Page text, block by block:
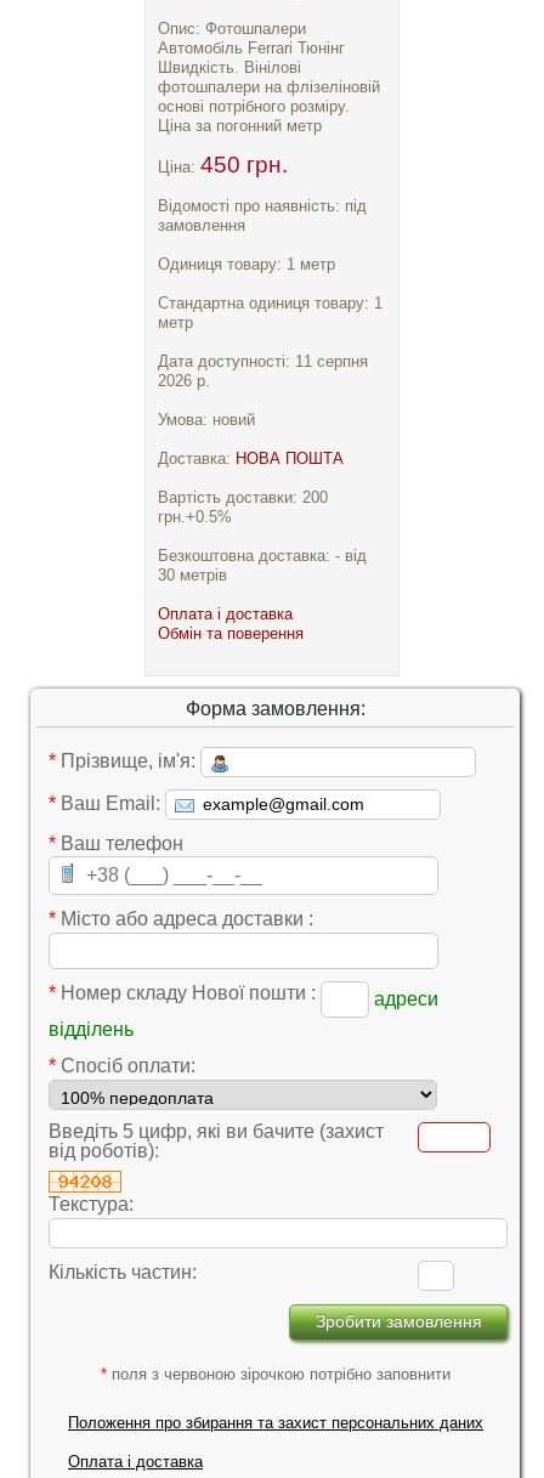
Опис: Фотошпалери
Автомобіль Ferrari Тюнінг
Швидкість. Вінілові
фотошпалери на флізеліновій
основі потрібного розміру.
Ціна за погонний метр
Ціна: 450 грн.
Відомості про наявність: під
замовлення
Одиниця товару: 1 метр
Стандартна одиниця товару: 1
метр
Дата доступності: 11 серпня
2026 р.
Умова: новий
Доставка: НОВА ПОШТА
Вартість доставки: 200
грн.+0.5%
Безкоштовна доставка: - від
30 метрів
Оплата і доставка
Обмін та поверення
Форма замовлення:
* Прізвище, ім'я:
* Ваш Email:
* Ваш телефон
* Місто або адреса доставки :
* Номер складу Нової пошти :
адреси
відділень
* Cпосіб оплати:
Введіть 5 цифр, які ви бачите (захист
від роботів):
Текстура:
Кількість частин:
* поля з червоною зірочкою потрібно заповнити
Положення про збирання та захист персональних даних
Оплата і доставка